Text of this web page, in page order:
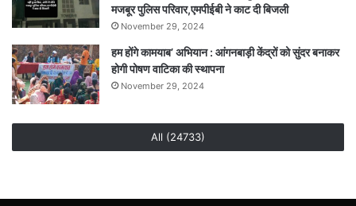
मजबूर पुलिस परिवार,एमपीईबी ने काट दी बिजली
November 29, 2024
हम होंगे कामयाब’ अभियान : आंगनबाड़ी केंद्रों को सुंदर बनाकर
होगी पोषण वाटिका की स्थापना
November 29, 2024
All (24733)